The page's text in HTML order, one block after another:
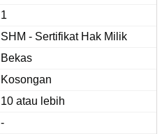
1
SHM - Sertifikat Hak Milik
Bekas
Kosongan
10 atau lebih
-